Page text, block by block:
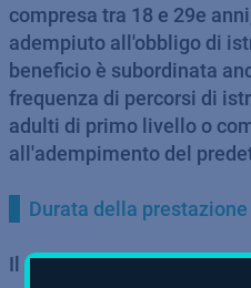
compresa tra 18 e 29e
adempiuto all'obbligo di
beneficio è subordinata
frequenza di percorsi di
adulti di primo livello o
all'adempimento del
Durata della prestazione
Il permesso di soggiorno